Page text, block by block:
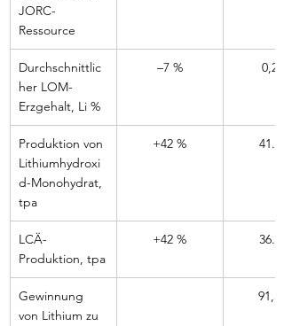
JORC-
Ressource
Durchschnittlic
her LOM-
Erzgehalt, Li %
–7 % 0,262
Produktion von
Lithiumhydroxi
d-Monohydrat,
tpa
+42 %
LCÄ-
Produktion, tpa
+42 %
Gewinnung
von Lithium zu
91,5